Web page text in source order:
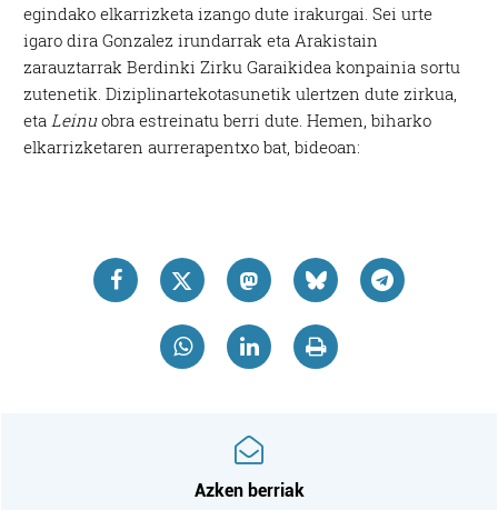
egindako elkarrizketa izango dute irakurgai. Sei urte
igaro dira Gonzalez irundarrak eta Arakistain
zarauztarrak Berdinki Zirku Garaikidea konpainia sortu
zutenetik. Diziplinartekotasunetik ulertzen dute zirkua,
eta Leinuobra estreinatu berri dute. Hemen, biharko
elkarrizketaren aurrerapentxo bat, bideoan:
Azken berriak